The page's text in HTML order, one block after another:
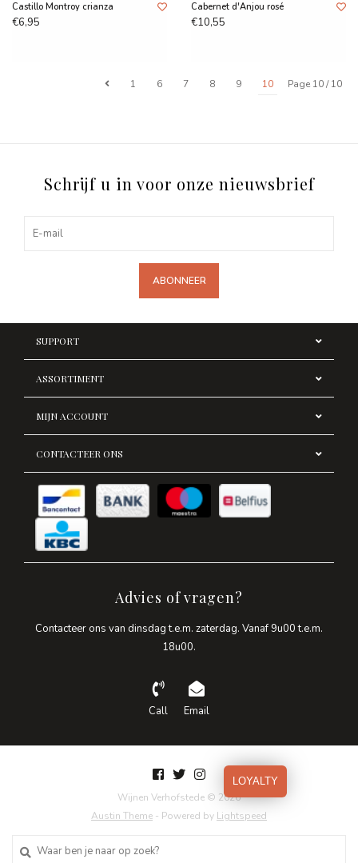
Castillo Montroy crianza
€6,95
Cabernet d'Anjou rosé
€10,55
Page 10 / 10
1 6 7 8 9 10
Schrijf u in voor onze nieuwsbrief
ABONNEER
SUPPORT
ASSORTIMENT
MIJN ACCOUNT
CONTACTEER ONS
Advies of vragen?
Contacteer ons van dinsdag t.e.m. zaterdag. Vanaf 9u00 t.e.m.
18u00.
Call Email
Wijnen Verhofstede © 2026
Austin Theme - Powered by Lightspeed
LOYALTY